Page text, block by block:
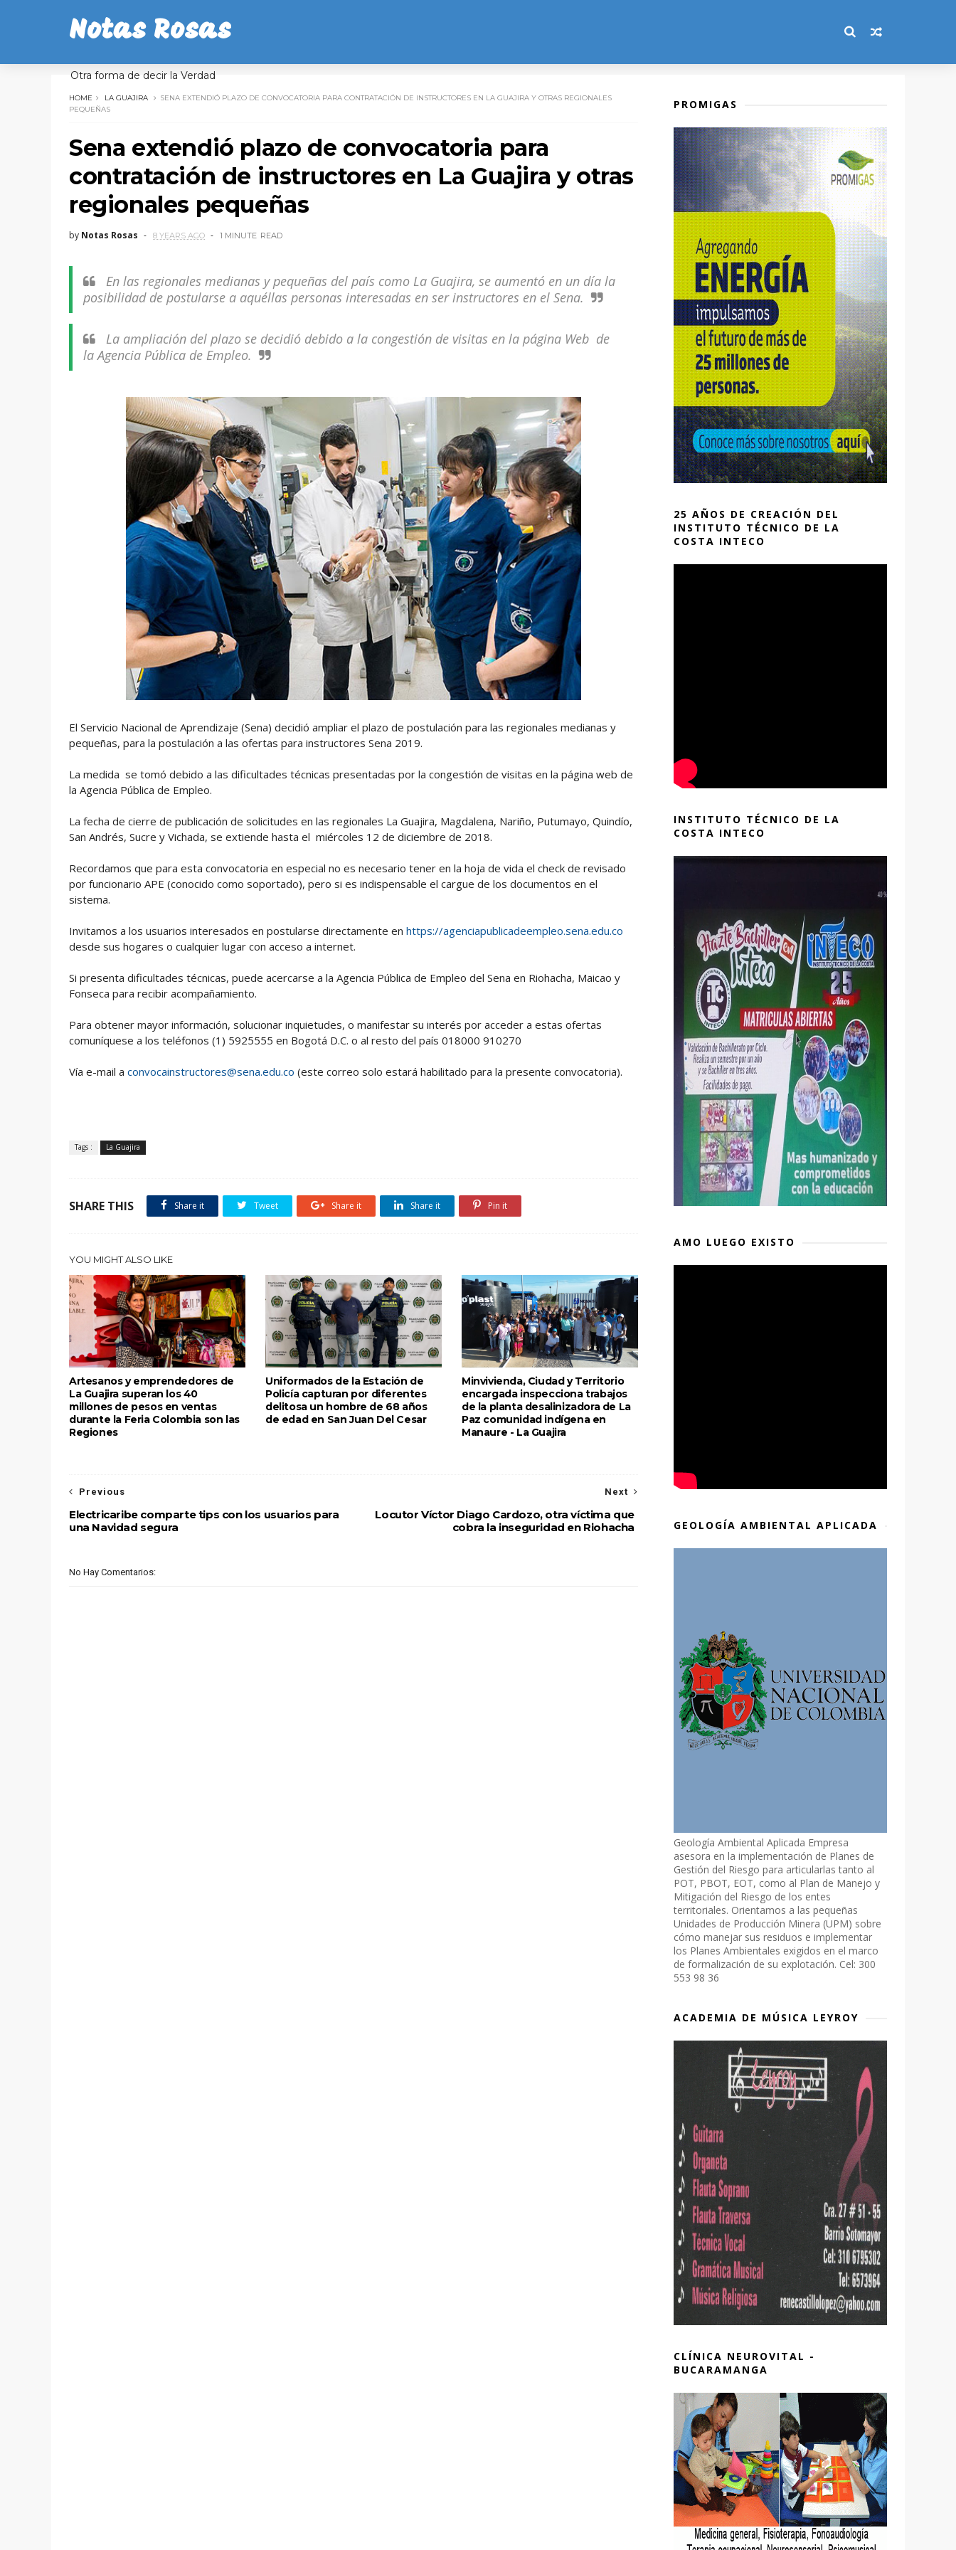
Notas Rosas
Otra forma de decir la Verdad
HOME LA GUAJIRA
SENA EXTENDIÓ PLAZO DE CONVOCATORIA PARA CONTRATACIÓN DE INSTRUCTORES EN LA GUAJIRA Y OTRAS REGIONALES
PEQUEÑAS
Sena extendió plazo de convocatoria para
contratación de instructores en La Guajira y otras
regionales pequeñas
by Notas Rosas 8 YEARS AGO 1 MINUTE READ
En las regionales medianas y pequeñas del país como La Guajira, se aumentó en un día la
posibilidad de postularse a aquéllas personas interesadas en ser instructores en el Sena.
La ampliación del plazo se decidió debido a la congestión de visitas en la página Web de
la Agencia Pública de Empleo.
El Servicio Nacional de Aprendizaje (Sena) decidió ampliar el plazo de postulación para las regionales medianas y
pequeñas, para la postulación a las ofertas para instructores Sena 2019.
La medida se tomó debido a las dificultades técnicas presentadas por la congestión de visitas en la página web de
la Agencia Pública de Empleo.
La fecha de cierre de publicación de solicitudes en las regionales La Guajira, Magdalena, Nariño, Putumayo, Quindío,
San Andrés, Sucre y Vichada, se extiende hasta el miércoles 12 de diciembre de 2018.
Recordamos que para esta convocatoria en especial no es necesario tener en la hoja de vida el check de revisado
por funcionario APE (conocido como soportado), pero si es indispensable el cargue de los documentos en el
sistema.
Invitamos a los usuarios interesados en postularse directamente en https://agenciapublicadeempleo.sena.edu.co
desde sus hogares o cualquier lugar con acceso a internet.
Si presenta dificultades técnicas, puede acercarse a la Agencia Pública de Empleo del Sena en Riohacha, Maicao y
Fonseca para recibir acompañamiento.
Para obtener mayor información, solucionar inquietudes, o manifestar su interés por acceder a estas ofertas
comuníquese a los teléfonos (1) 5925555 en Bogotá D.C. o al resto del país 018000 910270
Vía e-mail a convocainstructores@sena.edu.co (este correo solo estará habilitado para la presente convocatoria).
Tags : La Guajira
SHARE THIS Share it Tweet Share it Share it Pin it
YOU MIGHT ALSO LIKE
Artesanos y emprendedores de
La Guajira superan los 40
millones de pesos en ventas
durante la Feria Colombia son las
Regiones
Uniformados de la Estación de
Policía capturan por diferentes
delitosa un hombre de 68 años
de edad en San Juan Del Cesar
Minvivienda, Ciudad y Territorio
encargada inspecciona trabajos
de la planta desalinizadora de La
Paz comunidad indígena en
Manaure - La Guajira
Next
Locutor Víctor Diago Cardozo, otra víctima que
cobra la inseguridad en Riohacha
Previous
Electricaribe comparte tips con los usuarios para
una Navidad segura
No Hay Comentarios:
PROMIGAS
25 AÑOS DE CREACIÓN DEL
INSTITUTO TÉCNICO DE LA
COSTA INTECO
INSTITUTO TÉCNICO DE LA
COSTA INTECO
AMO LUEGO EXISTO
GEOLOGÍA AMBIENTAL APLICADA
Geología Ambiental Aplicada Empresa
asesora en la implementación de Planes de
Gestión del Riesgo para articularlas tanto al
POT, PBOT, EOT, como al Plan de Manejo y
Mitigación del Riesgo de los entes
territoriales. Orientamos a las pequeñas
Unidades de Producción Minera (UPM) sobre
cómo manejar sus residuos e implementar
los Planes Ambientales exigidos en el marco
de formalización de su explotación. Cel: 300
553 98 36
ACADEMIA DE MÚSICA LEYROY
CLÍNICA NEUROVITAL -
BUCARAMANGA